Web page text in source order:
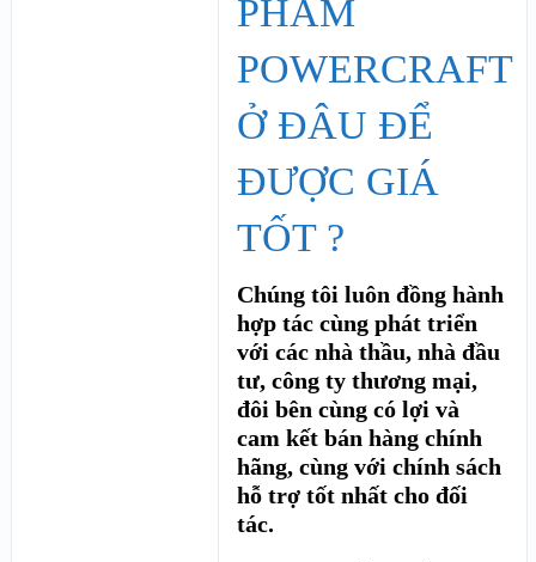
PHẨM
POWERCRAFT
Ở ĐÂU ĐỂ
ĐƯỢC GIÁ
TỐT ?
Chúng tôi luôn đồng hành
hợp tác cùng phát triển
với các nhà thầu, nhà đầu
tư, công ty thương mại,
đôi bên cùng có lợi và
cam kết bán hàng chính
hãng, cùng với chính sách
hỗ trợ tốt nhất cho đối
tác.